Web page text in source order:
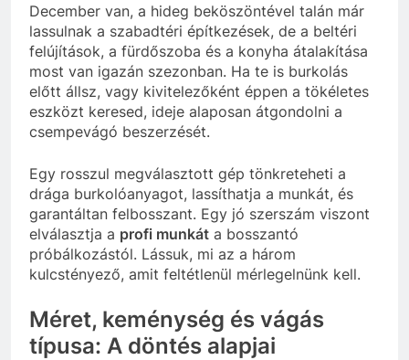
December van, a hideg beköszöntével talán már
lassulnak a szabadtéri építkezések, de a beltéri
felújítások, a fürdőszoba és a konyha átalakítása
most van igazán szezonban. Ha te is burkolás
előtt állsz, vagy kivitelezőként éppen a tökéletes
eszközt keresed, ideje alaposan átgondolni a
csempevágó beszerzését.
Egy rosszul megválasztott gép tönkreteheti a
drága burkolóanyagot, lassíthatja a munkát, és
garantáltan felbosszant. Egy jó szerszám viszont
elválasztja a profi munkát a bosszantó
próbálkozástól. Lássuk, mi az a három
kulcstényező, amit feltétlenül mérlegelnünk kell.
Méret, keménység és vágás
típusa: A döntés alapjai